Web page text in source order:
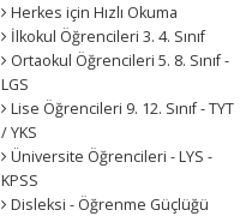
Herkes için Hızlı Okuma
İlkokul Öğrencileri 3. 4. Sınıf
Ortaokul Öğrencileri 5. 8. Sınıf -
LGS
Lise Öğrencileri 9. 12. Sınıf - TYT
/ YKS
Üniversite Öğrencileri - LYS -
KPSS
Disleksi - Öğrenme Güçlüğü